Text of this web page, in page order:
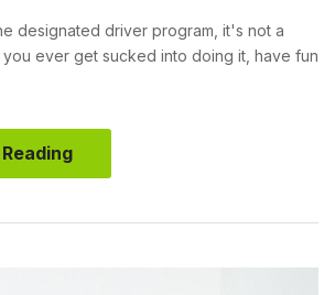
designated driver program, it's not a
ever get sucked into doing it, have fun